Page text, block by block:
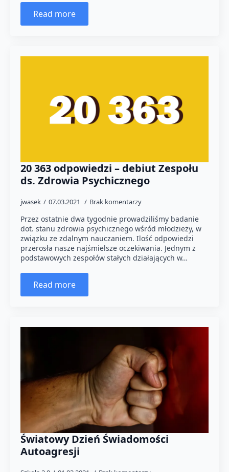
Read more
20 363 odpowiedzi – debiut Zespołu
ds. Zdrowia Psychicznego
jwasek 07.03.2021 Brak komentarzy
Przez ostatnie dwa tygodnie prowadziliśmy badanie
dot. stanu zdrowia psychicznego wśród młodzieży, w
związku ze zdalnym nauczaniem. Ilość odpowiedzi
przerosła nasze najśmielsze oczekiwania. Jednym z
podstawowych zespołów stałych działających w…
Read more
Światowy Dzień Świadomości
Autoagresji